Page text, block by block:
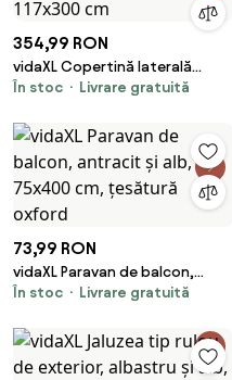
354,99 RON
vidaXL Copertină laterală
retractabilă antracit 117x300
În stoc Livrare gratuită
73,99 RON
vidaXL Paravan de balcon,
antracit și alb, 75x400 cm,
În stoc Livrare gratuită